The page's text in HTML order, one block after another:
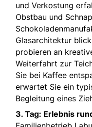
und Verkostung
Obstbau und
Glasarchitektur
probieren an
Weiterfahrt zur
Sie bei Kaffee
erwartet Sie ein
Begleitung eines
3. Tag: Erlebnis